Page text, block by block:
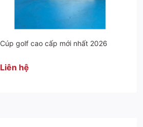
Cúp golf cao cấp mới nhất 2026
Liên hệ